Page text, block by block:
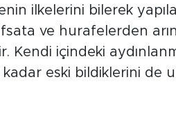
ilkelerini bilerek
ve hurafelerden
Kendi içindeki
eski bildiklerini de